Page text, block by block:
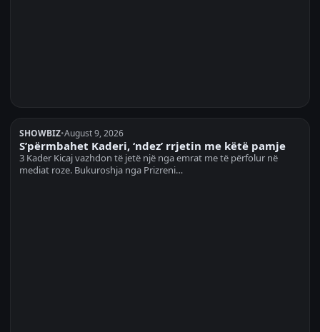
SHOWBIZ•August 9, 2026
S’përmbahet Kaderi, ‘ndez’ rrjetin me këtë pamje
3 Kader Kicaj vazhdon të jetë një nga emrat me të përfolur në
mediat roze. Bukuroshja nga Prizreni…